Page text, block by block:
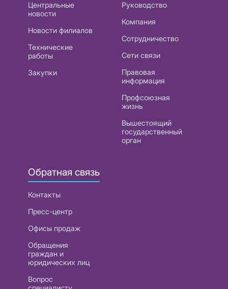
Центральные
новости
Новости филиалов
Технические
работы
Закупки
Руководство
Компания
Сотрудничество
Сети связи
Правовая
информация
Профсоюзная
жизнь
Вышестоящий
государственный
орган
Обратная связь
Контакты
Пресс-центр
Офисы продаж
Обращения
граждан и
юридических лиц
Вопрос